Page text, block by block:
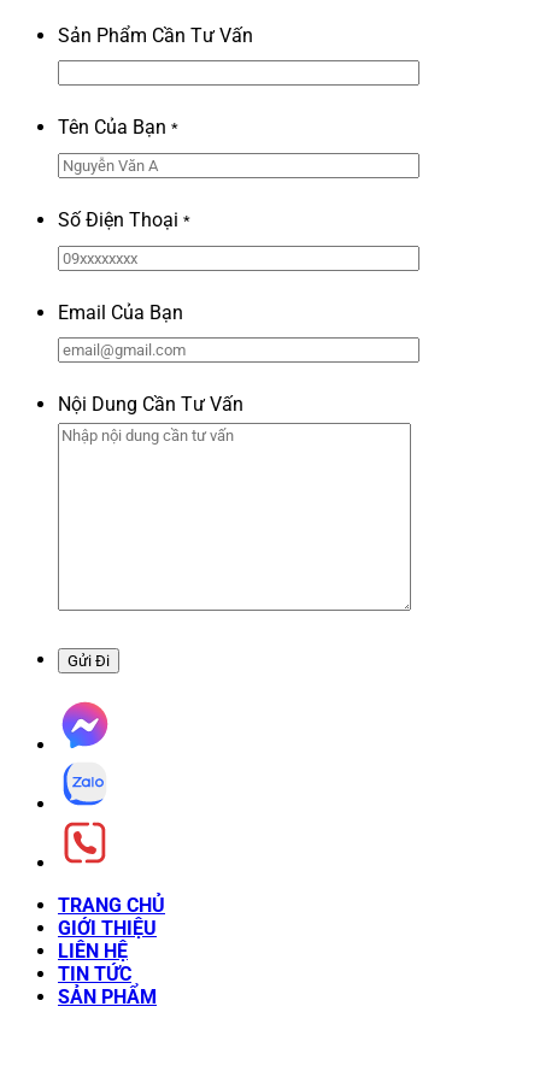
Sản Phẩm Cần Tư Vấn
Tên Của Bạn *
Số Điện Thoại *
Email Của Bạn
Nội Dung Cần Tư Vấn
TRANG CHỦ
GIỚI THIỆU
LIÊN HỆ
TIN TỨC
SẢN PHẨM